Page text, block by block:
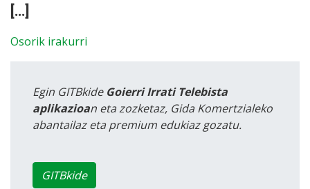
[…]
Osorik irakurri
Egin GITBkide Goierri Irrati Telebista
aplikazioan eta zozketaz, Gida Komertzialeko
abantailaz eta premium edukiaz gozatu.
GITBkide